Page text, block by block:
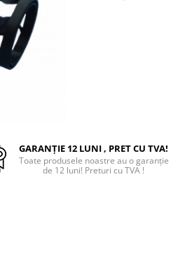
GARANȚIE 12 LUNI , PRET CU TVA!
Toate produsele noastre au o garanție
de 12 luni! Preturi cu TVA !